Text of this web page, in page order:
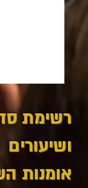
רשימת
ושיעורים
אומנות